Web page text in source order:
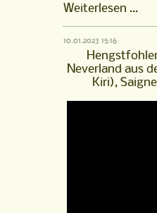
Weiterlesen …FM
Pas,
ist
10.01.2023 15:16
Neverland aus
Kiri),